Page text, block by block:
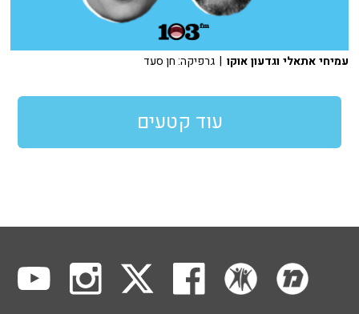
עמיחי אתאלי וגדעון אוקו | גרפיקה: חן סעד
עוד קטעים